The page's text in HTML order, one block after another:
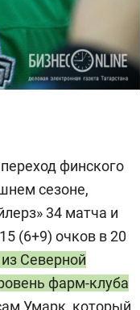
финского
сезоне,
34 матча и
(6+9) очков в 20
Северной
фарм-клуба
Умарк, который